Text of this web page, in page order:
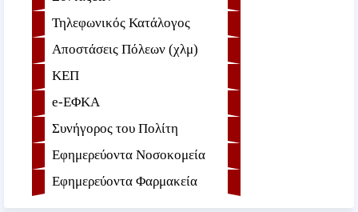
Τηλεφωνικός Κατάλογος
Αποστάσεις Πόλεων (χλμ)
ΚΕΠ
e-ΕΦKA
Συνήγορος του Πολίτη
Εφημερεύοντα Νοσοκομεία
Εφημερεύοντα Φαρμακεία